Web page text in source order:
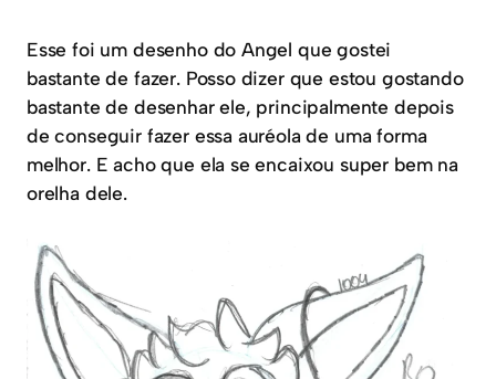
Esse foi um desenho do Angel que gostei
bastante de fazer. Posso dizer que estou gostando
bastante de desenhar ele, principalmente depois
de conseguir fazer essa auréola de uma forma
melhor. E acho que ela se encaixou super bem na
orelha dele.